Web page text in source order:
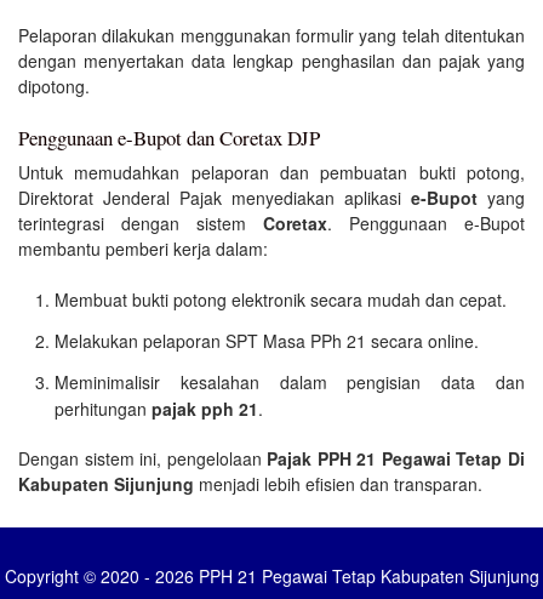
Pelaporan dilakukan menggunakan formulir yang telah ditentukan
dengan menyertakan data lengkap penghasilan dan pajak yang
dipotong.
Penggunaan e-Bupot dan Coretax DJP
Untuk memudahkan pelaporan dan pembuatan bukti potong,
Direktorat Jenderal Pajak menyediakan aplikasi e-Bupot yang
terintegrasi dengan sistem Coretax. Penggunaan e-Bupot
membantu pemberi kerja dalam:
Membuat bukti potong elektronik secara mudah dan cepat.
Melakukan pelaporan SPT Masa PPh 21 secara online.
Meminimalisir kesalahan dalam pengisian data dan
perhitungan pajak pph 21.
Dengan sistem ini, pengelolaan Pajak PPH 21 Pegawai Tetap Di
Kabupaten Sijunjung menjadi lebih efisien dan transparan.
Copyright © 2020 - 2026 PPH 21 Pegawai Tetap Kabupaten Sijunjung